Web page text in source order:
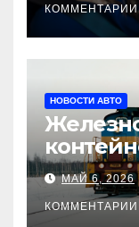
КОММЕНТАРИИ
НОВОСТИ АВТО
изМАЙ 6, 2026
КОММЕНТАРИИ